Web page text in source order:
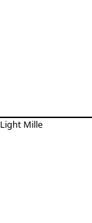
Mille